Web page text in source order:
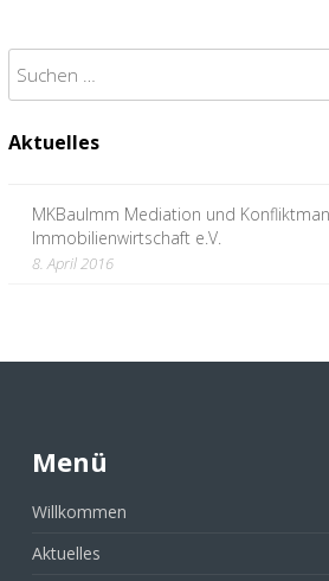
nach:
Aktuelles
MKBauImm Mediation und
Immobilienwirtschaft e.V.
8. April 2016
Menü
Willkommen
Aktuelles